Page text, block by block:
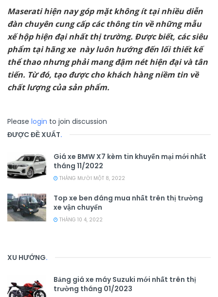
Maserati hiện nay góp mặt không ít tại nhiều diễn
đàn chuyên cung cấp các thông tin về những mẫu
xế hộp hiện đại nhất thị trường. Được biết, các siêu
phẩm tại hãng xe này luôn hướng đến lối thiết kế
thể thao nhưng phải mang đậm nét hiện đại và tân
tiến. Từ đó, tạo được cho khách hàng niềm tin về
chất lượng của sản phẩm.
Please login to join discussion
ĐƯỢC ĐỀ XUẤT.
Giá xe BMW X7 kèm tin khuyến mại mới nhất
tháng 11/2022
THÁNG MƯỜI MỘT 8, 2022
Top xe ben đáng mua nhất trên thị trường
xe vận chuyển
THÁNG 10 4, 2022
XU HƯỚNG.
Bảng giá xe máy Suzuki mới nhất trên thị
trường tháng 01/2023